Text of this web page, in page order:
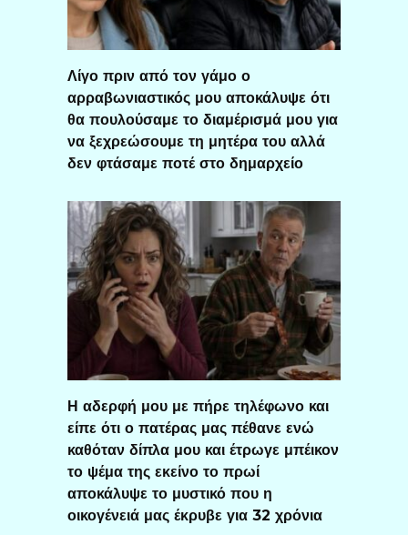
Λίγο πριν από τον γάμο ο
αρραβωνιαστικός μου αποκάλυψε ότι
θα πουλούσαμε το διαμέρισμά μου για
να ξεχρεώσουμε τη μητέρα του αλλά
δεν φτάσαμε ποτέ στο δημαρχείο
Η αδερφή μου με πήρε τηλέφωνο και
είπε ότι ο πατέρας μας πέθανε ενώ
καθόταν δίπλα μου και έτρωγε μπέικον
το ψέμα της εκείνο το πρωί
αποκάλυψε το μυστικό που η
οικογένειά μας έκρυβε για 32 χρόνια